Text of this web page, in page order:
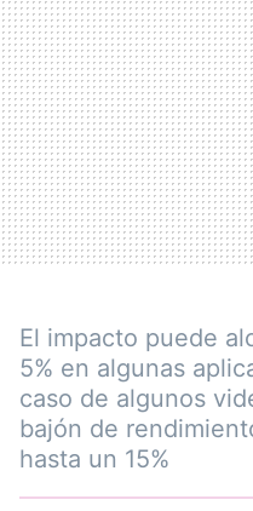
El impacto puede
5% en algunas
caso de algunos
bajón de
hasta un 15%